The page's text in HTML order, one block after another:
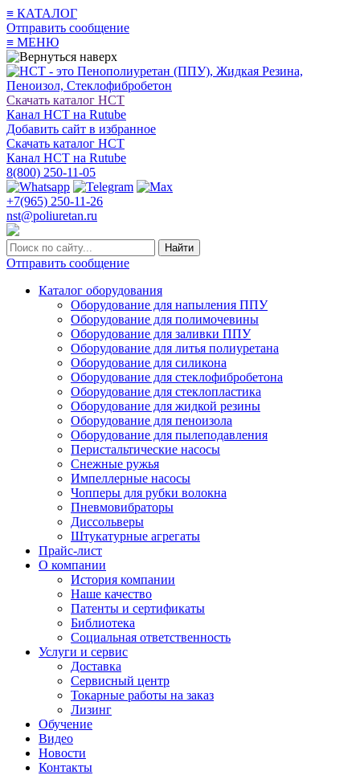
≡ КАТАЛОГ
Отправить сообщение
≡ МЕНЮ
Скачать каталог НСТ
Канал НСТ на Rutube
Добавить сайт в избранное
Скачать каталог НСТ
Канал НСТ на Rutube
8(800) 250-11-05
+7(965) 250-11-26
nst@poliuretan.ru
Найти
Отправить сообщение
Каталог оборудования
Оборудование для напыления ППУ
Оборудование для полимочевины
Оборудование для заливки ППУ
Оборудование для литья полиуретана
Оборудование для силикона
Оборудование для стеклофибробетона
Оборудование для стеклопластика
Оборудование для жидкой резины
Оборудование для пеноизола
Оборудование для пылеподавления
Перистальтические насосы
Снежные ружья
Импеллерные насосы
Чопперы для рубки волокна
Пневмовибраторы
Диссольверы
Штукатурные агрегаты
Прайс-лист
О компании
История компании
Наше качество
Патенты и сертификаты
Библиотека
Социальная ответственность
Услуги и сервис
Доставка
Сервисный центр
Токарные работы на заказ
Лизинг
Обучение
Видео
Новости
Контакты